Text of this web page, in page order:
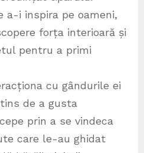
a-i inspira pe oameni,
forța interioară și
pentru a primi
cu gândurile ei
de a gusta
prin a se vindeca
care le-au ghidat